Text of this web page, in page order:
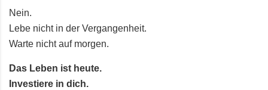
Nein.
Lebe nicht in der Vergangenheit.
Warte nicht auf morgen.
Das Leben ist heute.
Investiere in dich.